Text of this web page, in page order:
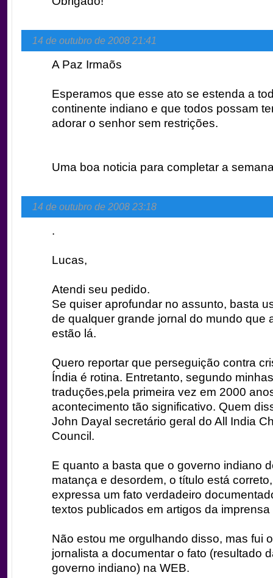
14 de outubro de 2008 21:41
A Paz Irmaõs
Esperamos que esse ato se estenda a
continente indiano e que todos possam
adorar o senhor sem restrições.
Uma boa noticia para completar a
14 de outubro de 2008 23:18
.
Lucas,
Atendi seu pedido.
Se quiser aprofundar no assunto, basta
de qualquer grande jornal do mundo que
estão lá.
Quero reportar que perseguição contra
Índia é rotina. Entretanto, segundo
traduções,pela primeira vez em 2000
acontecimento tão significativo. Quem
John Dayal secretário geral do All India
Council.
E quanto a basta que o governo indiano
matança e desordem, o título está
expressa um fato verdadeiro
textos publicados em artigos da imprensa
Não estou me orgulhando disso, mas fui
jornalista a documentar o fato (resultado
governo indiano) na WEB.